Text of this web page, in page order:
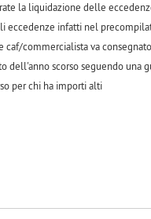
la liquidazione delle
eccedenze infatti nel
commercialista va
scorso seguendo una
per chi ha importi alti